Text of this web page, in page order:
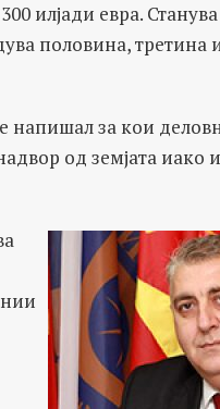
илјади евра.
половина, третина
напишал за кои
од земјата иако